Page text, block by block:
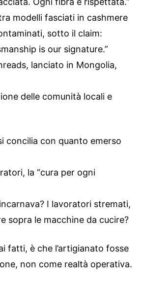
modelli fasciati in cashmere
sotto il claim:
is our signature.”
lanciato in Mongolia,
delle comunità locali e
concilia con quanto emerso
la “cura per ogni
I lavoratori stremati,
sopra le macchine da cucire?
fatti, è che l’artigianato fosse
non come realtà operativa.